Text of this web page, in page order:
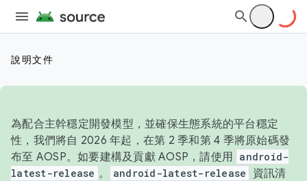
說明文件
為配合主幹穩定開發模型，並確保生態系統的平台穩定
性，我們將自 2026 年起，在第 2 季和第 4 季將原始碼發
布至 AOSP。如要建構及貢獻 AOSP，請使用 android-
latest-release 。 android-latest-release
資訊清